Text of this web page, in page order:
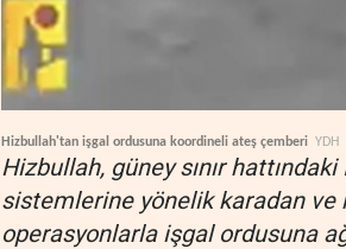
Hizbullah'tan işgal ordusuna koordineli ateş çemberi YDH
Hizbullah, güney sınır
sistemlerine yönelik karadan
operasyonlarla işgal ordusuna